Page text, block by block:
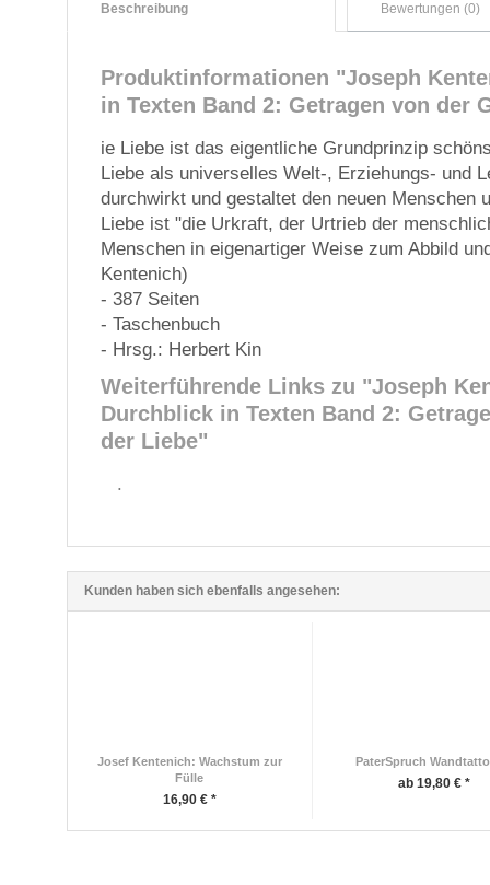
Beschreibung Bewertungen (0)
Produktinformationen "Joseph
in Texten Band 2: Getragen von der
ie Liebe ist das eigentliche Grundprinzip
Liebe als universelles Welt-, Erziehungs- und
durchwirkt und gestaltet den neuen Menschen
Liebe ist "die Urkraft, der Urtrieb der
Menschen in eigenartiger Weise zum Abbild
Kentenich)
- 387 Seiten
- Taschenbuch
- Hrsg.: Herbert Kin
Weiterführende Links zu "Joseph
Durchblick in Texten Band 2:
der Liebe"
.
Kunden haben sich ebenfalls angesehen:
Josef Kentenich: Wachstum zur
Fülle
16,90 € *
PaterSpruch
ab 19,80 € *